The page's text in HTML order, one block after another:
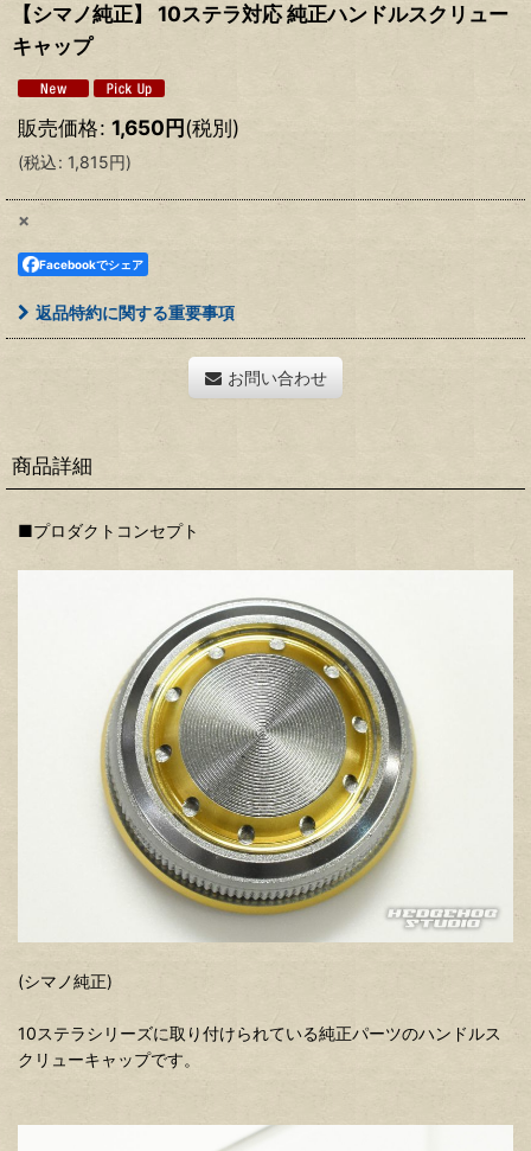
【シマノ純正】 10ステラ対応 純正ハンドルスクリュー
キャップ
販売価格: 1,650円(税別)
(税込: 1,815円)
×
Facebookでシェア
返品特約に関する重要事項
お問い合わせ
商品詳細
■プロダクトコンセプト
(シマノ純正)
10ステラシリーズに取り付けられている純正パーツのハンドルス
クリューキャップです。